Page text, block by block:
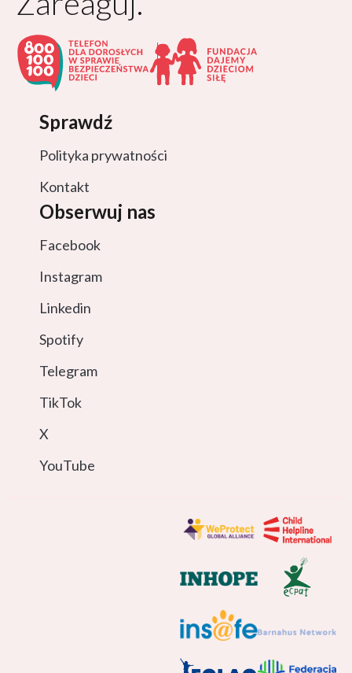
Sprawdź
Polityka prywatności
Kontakt
Obserwuj nas
Facebook
Instagram
Linkedin
Spotify
Telegram
TikTok
X
YouTube